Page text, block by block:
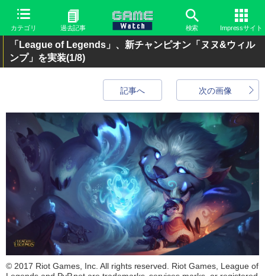
カテゴリ 過去記事 検索 Impressサイト
「League of Legends」、新チャンピオン「ヌヌ&ウィル
ンプ」を実装(1/8)
次の画像
記事へ
© 2017 Riot Games, Inc. All rights reserved. Riot Games, League of